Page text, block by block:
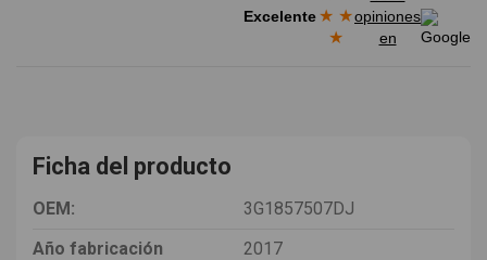
Excelente★ ★
★
opiniones
en
Ficha del producto
OEM:
3G1857507DJ
Año fabricación
2017